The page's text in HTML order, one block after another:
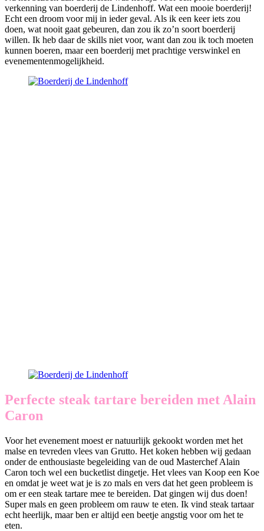
verkenning van boerderij de Lindenhoff. Wat een mooie boerderij!
Echt een droom voor mij in ieder geval. Als ik een keer iets zou
doen, wat nooit gaat gebeuren, dan zou ik zo’n soort boerderij
willen. Ik heb daar de skills niet voor, want dan zou ik toch moeten
kunnen boeren, maar een boerderij met prachtige verswinkel en
evenementenmogelijkheid.
Perfecte steak tartare bereiden met Alain
Caron
Voor het evenement moest er natuurlijk gekookt worden met het
malse en tevreden vlees van Grutto. Het koken hebben wij gedaan
onder de enthousiaste begeleiding van de oud Masterchef Alain
Caron toch wel een bucketlist dingetje. Het vlees van Koop een Koe
en omdat je weet wat je is zo mals en vers dat het geen probleem is
om er een steak tartare mee te bereiden. Dat gingen wij dus doen!
Super mals en geen probleem om rauw te eten. Ik vind steak tartaar
echt heerlijk, maar ben er altijd een beetje angstig voor om het te
eten.